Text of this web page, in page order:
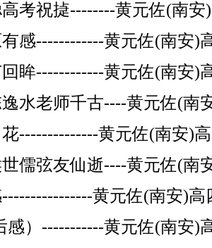
考祝㨗--------黄元佐(南
感------------黄元佐(南安)
眸------------黄元佐(南安)
水老师千古----黄元佐(南
--------------黄元佐(南安)
儒弦友仙逝----黄元佐(南
黄元佐(南安)
感）-----------黄元佐(南安)